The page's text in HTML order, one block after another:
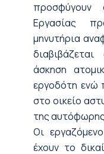
προσφύγουν
Εργασίας
μηνυτήρια
άσκηση
εργοδότη ενώ
στο οικείο
της
Οι
έχουν το